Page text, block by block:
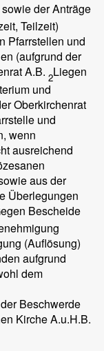
der Anträge
Teilzeit)
Pfarrstellen und
(aufgrund der
A.B. 2Liegen
und
Oberkirchenrat
und
wenn
ausreichend
aus der
Überlegungen
Bescheide
(Auflösung)
aufgrund
dem
Beschwerde
Kirche A.u.H.B.